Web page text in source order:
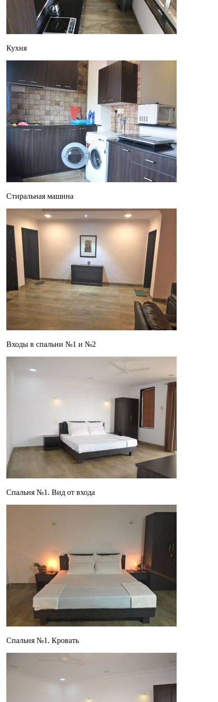
Кухня
Стиральная машина
Входы в спальни №1 и №2
Спальня №1. Вид от входа
Спальня №1. Кровать